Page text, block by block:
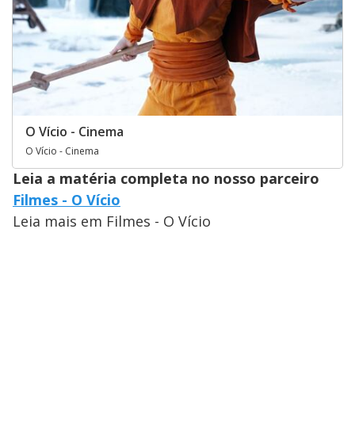
O Vício - Cinema
O Vício - Cinema
Leia a matéria completa no nosso parceiro
Filmes - O Vício
Leia mais em Filmes - O Vício